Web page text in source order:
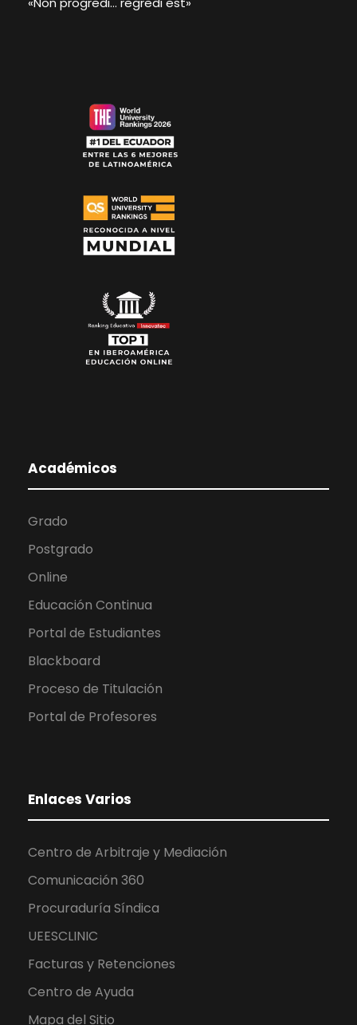
Académicos
Grado
Postgrado
Online
Educación Continua
Portal de Estudiantes
Blackboard
Proceso de Titulación
Portal de Profesores
Enlaces Varios
Centro de Arbitraje y Mediación
Comunicación 360
Procuraduría Síndica
UEESCLINIC
Facturas y Retenciones
Centro de Ayuda
Mapa del Sitio